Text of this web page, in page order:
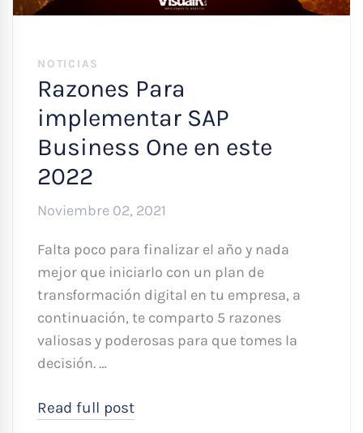
NOTICIAS
Razones Para
implementar SAP
Business One en este
2022
Noviembre 02, 2021
Falta poco para finalizar el año y nada
mejor que iniciarlo con un plan de
transformación digital en tu empresa, a
continuación, te comparto 5 razones
valiosas y poderosas para que tomes la
decisión. …
Read full post